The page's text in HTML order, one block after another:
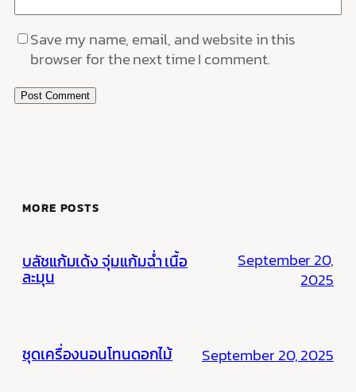
Save my name, email, and website in this
browser for the next time I comment.
MORE POSTS
บลัชแก้มเด้ง จุ่มแก้มฉ่ำ เนื้อ
ละมุน
September 20,
2025
ชุดเครื่องนอนโทนดอกไม้ September 20, 2025